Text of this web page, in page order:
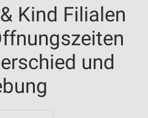
Kind Filialen
und